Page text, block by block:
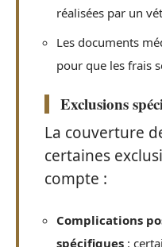
réalisées par un
Les documents
pour que les frais
Exclusions
La couverture
certaines
compte :
Complications
spécifiques :